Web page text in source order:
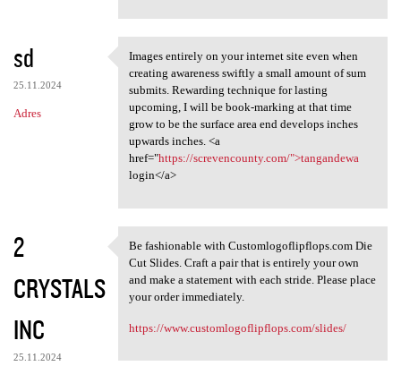
sd
25.11.2024
Adres
Images entirely on your
Images entirely on your internet site even when
creating awareness swiftly a small amount of sum
submits. Rewarding technique for lasting
upcoming, I will be book-marking at that time
grow to be the surface area end develops inches
upwards inches. <a
href="https://screvencounty.com/">tangandewa
login</a>
2
CRYSTALS
INC
25.11.2024
Be fashionable with
Be fashionable with Customlogoflipflops.com Die
Cut Slides. Craft a pair that is entirely your own
and make a statement with each stride. Please place
your order immediately.
https://www.customlogoflipflops.com/slides/